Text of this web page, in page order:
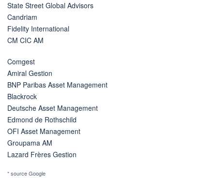
State Street Global Advisors
Candriam
Fidelity International
CM CIC AM
Comgest
Amiral Gestion
BNP Paribas Asset Management
Blackrock
Deutsche Asset Management
Edmond de Rothschild
OFI Asset Management
Groupama AM
Lazard Frères Gestion
* source Google